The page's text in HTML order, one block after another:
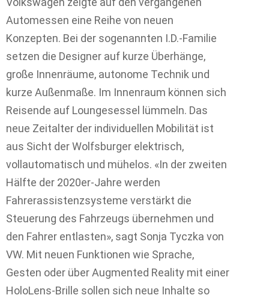
Automessen eine Reihe von neuen
Konzepten. Bei der sogenannten I.D.-Familie
setzen die Designer auf kurze Überhänge,
große Innenräume, autonome Technik und
kurze Außenmaße. Im Innenraum können sich
Reisende auf Loungesessel lümmeln. Das
neue Zeitalter der individuellen Mobilität ist
aus Sicht der Wolfsburger elektrisch,
vollautomatisch und mühelos. «In der zweiten
Hälfte der 2020er-Jahre werden
Fahrerassistenzsysteme verstärkt die
Steuerung des Fahrzeugs übernehmen und
den Fahrer entlasten», sagt Sonja Tyczka von
VW. Mit neuen Funktionen wie Sprache,
Gesten oder über Augmented Reality mit einer
HoloLens-Brille sollen sich neue Inhalte so